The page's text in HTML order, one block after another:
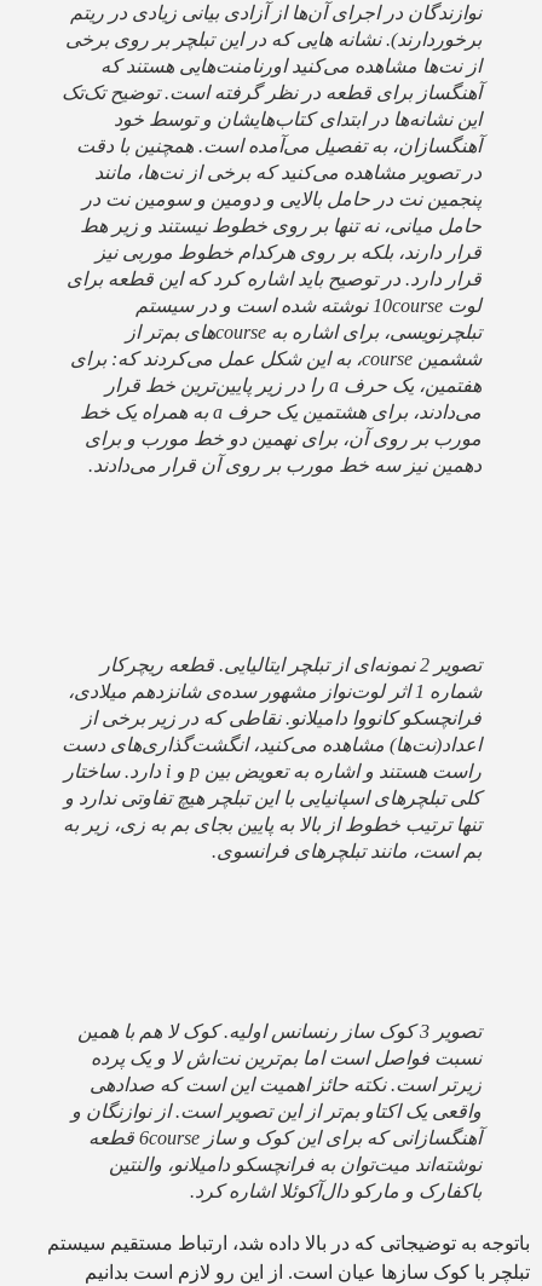
نوازندگان در اجرای آن‌ها از آزادی بیانی زیادی در ریتم
برخوردارند). نشانه هایی که در این تبلچر بر روی برخی
از نت‌ها مشاهده می‌کنید اورنامنت‌هایی هستند که
آهنگساز برای قطعه در نظر گرفته است. توضیح تک‌تک
این نشانه‌ها در ابتدای کتاب‌‌هایشان و توسط خود
آهنگسازان، به تفصیل می‌آمده است. همچنین با دقت
در تصویر مشاهده می‌کنید که برخی از نت‌ها‌، مانند
پنجمین نت در حامل بالایی و دومین و سومین نت در
حامل میانی، نه تنها بر روی خطوط نیستند و زیر هط
قرار دارند، بلکه بر روی هرکدام خطوط موربی نیز
قرار دارد. در توصیح باید اشاره کرد که این قطعه برای
لوت 10course نوشته شده است و در سیستم
تبلچرنویسی، برای اشاره به courseهای بم‌تر از
ششمین course، به این شکل عمل می‌کردند که: برای
هفتمین، یک حرف a را در زیر پایین‌ترین خط قرار
می‌دادند، برای هشتمین یک حرف a به همراه یک خط
مورب بر روی آن، برای نهمین دو خط مورب و برای
دهمین نیز سه خط مورب بر روی آن قرار می‌دادند.
تصویر 2 نمونه‌ای از تبلچر ایتالیایی. قطعه ریچرکار
شماره 1 اثر لوت‌نواز مشهور سده‌ی شانزدهم میلادی،
فرانچسکو کانووا دامیلانو. نقاطی که در زیر برخی از
اعداد(نت‌ها) مشاهده می‌کنید، انگشت‌گذاری‌های دست
راست هستند و اشاره به تعویض بین p و i دارد. ساختار
کلی تبلچرهای اسپانیایی با این تبلچر هیچ تفاوتی ندارد و
تنها ترتیب خطوط از بالا به پایین بجای بم به زی، زیر به
بم است، مانند تبلچرهای فرانسوی.
تصویر 3 کوک ساز رنسانس اولیه. کوک لا هم با همین
نسبت فواصل است اما بم‌ترین نت‌اش لا و یک پرده
زیرتر است. نکته حائز اهمیت این است که صدادهی
واقعی یک اکتاو بم‌تر از این تصویر است. از نوازنگان و
آهنگسازانی که برای این کوک و ساز 6course قطعه
نوشته‌اند میت‌توان به فرانچسکو دامیلانو، والنتین
باکفارک و مارکو دال‌آکوئلا اشاره کرد.
باتوجه به توضیجاتی که در بالا داده شد، ارتباط مستقیم سیستم
تبلچر با کوک سازها عیان است. از این رو لازم است بدانیم